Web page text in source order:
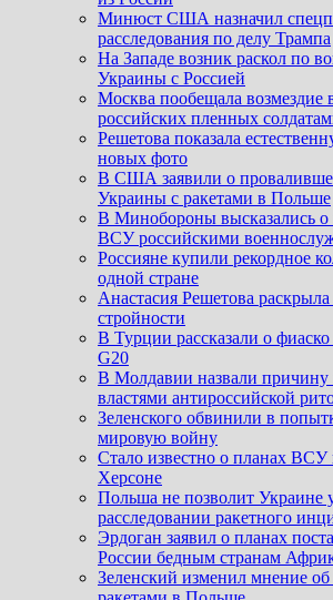
Минюст США назначил
расследования по делу Трампа
На Западе возник раскол по
Украины с Россией
Москва пообещала возмездие
российских пленных
Решетова показала
новых фото
В США заявили о
Украины с ракетами в Польше
В Минобороны высказались о
ВСУ российскими
Россияне купили рекордное
одной стране
Анастасия Решетова
стройности
В Турции рассказали о
G20
В Молдавии назвали причину
властями антироссийской
Зеленского обвинили в
мировую войну
Стало известно о планах
Херсоне
Польша не позволит Украине
расследовании ракетного
Эрдоган заявил о планах
России бедным странам
Зеленский изменил мнение